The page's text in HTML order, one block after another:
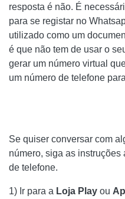
resposta é não. É
para se registar no
utilizado como um
é que não tem de usar o
gerar um número virtual
um número de telefone
Se quiser conversar com
número, siga as
de telefone.
1) Ir para a Loja Play ou